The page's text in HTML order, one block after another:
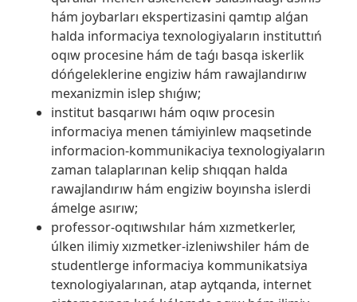
hám joybarları ekspertizasini qamtıp alǵan
halda informaciya texnologiyaların instituttıń
oqıw procesine hám de taǵı basqa iskerlik
dóńgeleklerine engiziw hám rawajlandırıw
mexanizmin islep shıǵıw;
institut basqarıwı hám oqıw procesin
informaciya menen támiyinlew maqsetinde
informacion-kommunikaciya texnologiyaların
zaman talaplarınan kelip shıqqan halda
rawajlandırıw hám engiziw boyınsha islerdi
ámelge asırıw;
professor-oqıtıwshılar hám xızmetkerler,
úlken ilimiy xızmetker-izleniwshiler hám de
studentlerge informaciya kommunikatsiya
texnologiyalarınan, atap aytqanda, internet